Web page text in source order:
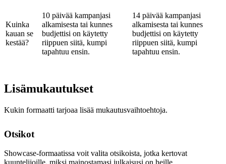
Kuinka
kauan se
kestää?
10 päivää kampanjasi
alkamisesta tai kunnes
budjettisi on käytetty
riippuen siitä, kumpi
tapahtuu ensin.
14 päivää kampanjasi
alkamisesta tai kunnes
budjettisi on käytetty
riippuen siitä, kumpi
tapahtuu ensin.
Lisämukautukset
Kukin formaatti tarjoaa lisää mukautusvaihtoehtoja.
Otsikot
Showcase-formaatissa voit valita otsikoista, jotka kertovat